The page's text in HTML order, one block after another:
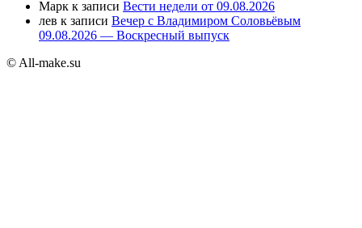
Марк к записи Вести недели от 09.08.2026
лев к записи Вечер с Владимиром Соловьёвым
09.08.2026 — Воскресный выпуск
© All-make.su